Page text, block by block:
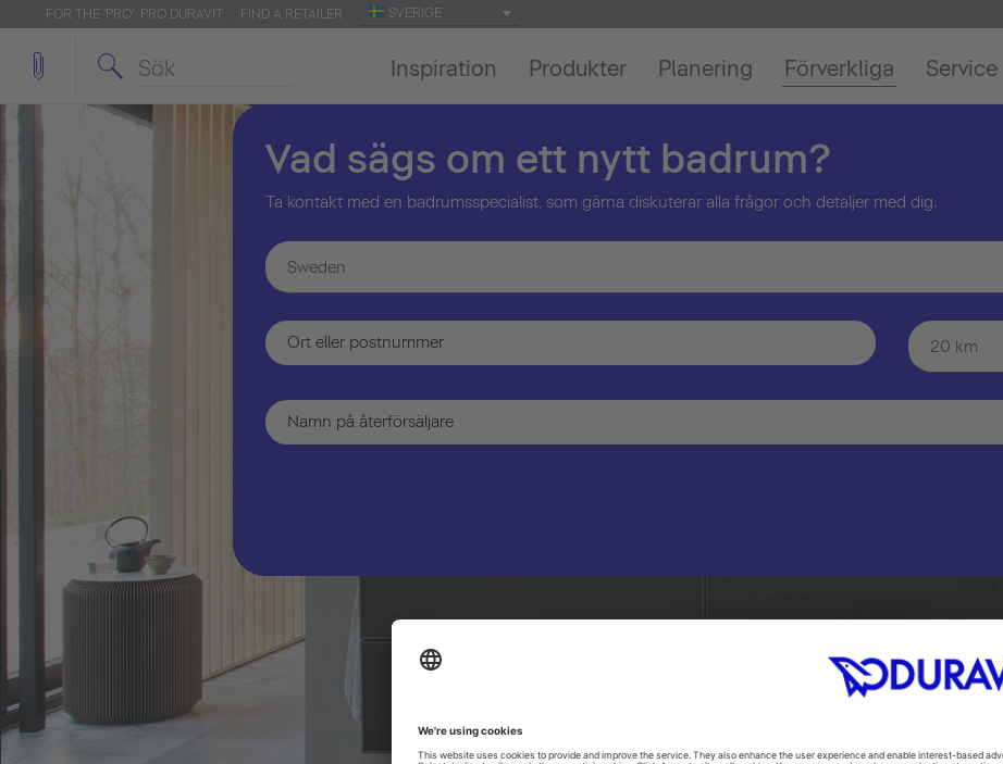
FOR THE 'PRO': PRO.DURAVIT FIND A RETAILER SVERIGE
Inspiration Produkter Planering Förverkliga Service
Vad sägs om ett nytt badrum?
Ta kontakt med en badrumsspecialist, som gärna diskuterar alla frågor och detaljer med dig.
Sweden
20 km